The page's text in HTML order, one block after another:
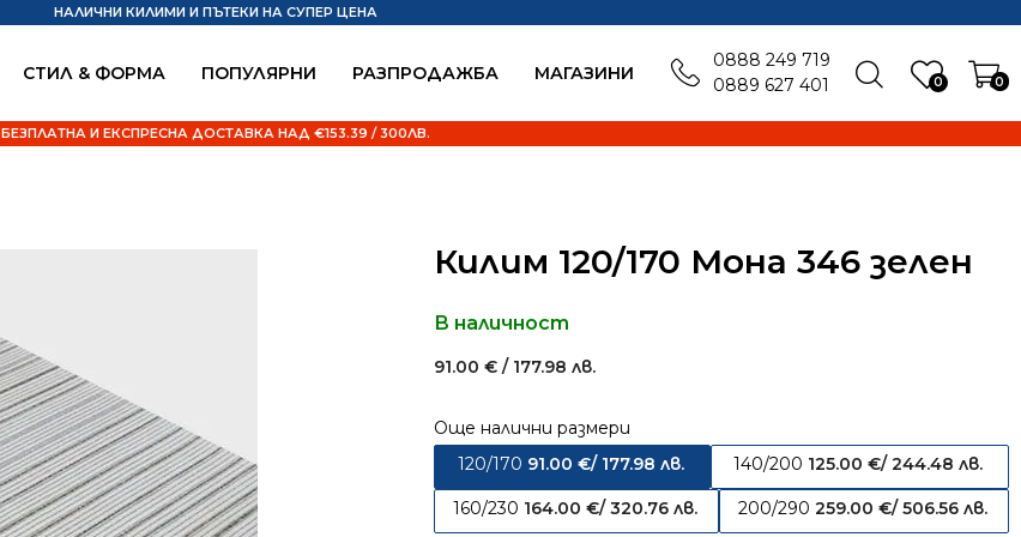
СТИЛ & ФОРМА ПОПУЛЯРНИ РАЗПРОДАЖБА MАГАЗИНИ 0 0
НАЛИЧНИ КИЛИМИ И ПЪТЕКИ НА СУПЕР ЦЕНА
БЕЗПЛАТНА И ЕКСПРЕСНА ДОСТАВКА НАД €153.39 / 300ЛВ.
0888 249 719
0889 627 401
Килим 120/170 Мона 346 зелен
В наличност
91.00€ / 177.98 лв.
Още налични размери
120/170 91.00 €/ 177.98 лв. 140/200 125.00 €/ 244.48 лв.
160/230 164.00 €/ 320.76 лв. 200/290 259.00 €/ 506.56 лв.